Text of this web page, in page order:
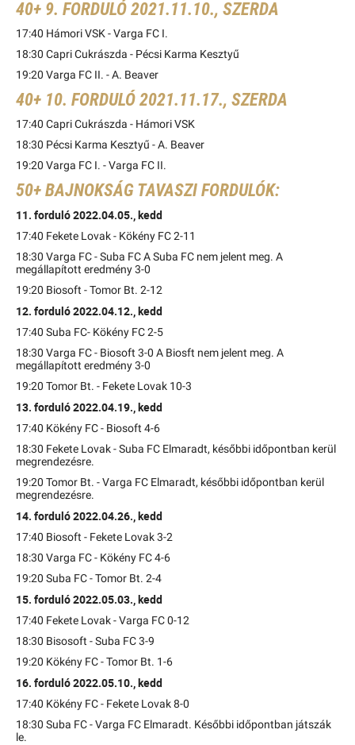
40+ 9. FORDULÓ 2021.11.10., SZERDA
17:40 Hámori VSK - Varga FC I.
18:30 Capri Cukrászda - Pécsi Karma Kesztyű
19:20 Varga FC II. - A. Beaver
40+ 10. FORDULÓ 2021.11.17., SZERDA
17:40 Capri Cukrászda - Hámori VSK
18:30 Pécsi Karma Kesztyű - A. Beaver
19:20 Varga FC I. - Varga FC II.
50+ BAJNOKSÁG TAVASZI FORDULÓK:
11. forduló 2022.04.05., kedd
17:40 Fekete Lovak - Kökény FC 2-11
18:30 Varga FC - Suba FC A Suba FC nem jelent meg. A
megállapított eredmény 3-0
19:20 Biosoft - Tomor Bt. 2-12
12. forduló 2022.04.12., kedd
17:40 Suba FC- Kökény FC 2-5
18:30 Varga FC - Biosoft 3-0 A Biosft nem jelent meg. A
megállapított eredmény 3-0
19:20 Tomor Bt. - Fekete Lovak 10-3
13. forduló 2022.04.19., kedd
17:40 Kökény FC - Biosoft 4-6
18:30 Fekete Lovak - Suba FC Elmaradt, későbbi időpontban kerül
megrendezésre.
19:20 Tomor Bt. - Varga FC Elmaradt, későbbi időpontban kerül
megrendezésre.
14. forduló 2022.04.26., kedd
17:40 Biosoft - Fekete Lovak 3-2
18:30 Varga FC - Kökény FC 4-6
19:20 Suba FC - Tomor Bt. 2-4
15. forduló 2022.05.03., kedd
17:40 Fekete Lovak - Varga FC 0-12
18:30 Bisosoft - Suba FC 3-9
19:20 Kökény FC - Tomor Bt. 1-6
16. forduló 2022.05.10., kedd
17:40 Kökény FC - Fekete Lovak 8-0
18:30 Suba FC - Varga FC Elmaradt. Későbbi időpontban játszák
le.